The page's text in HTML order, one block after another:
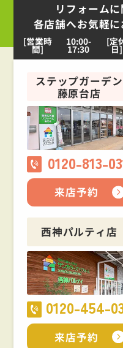
リフォーム
各店舗へお気軽に
[営業時
間]
10:00-
17:30
[定
日]
ステップガーデン
藤原台店
0120-813-
来店予約
西神パルティ店
0120-454-
来店予約